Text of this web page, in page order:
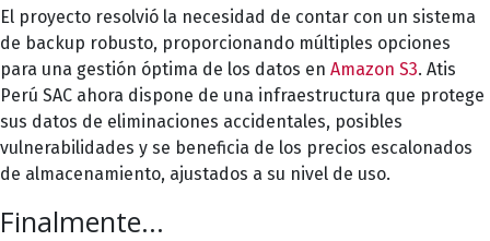
El proyecto resolvió la necesidad de contar con un sistema
de backup robusto, proporcionando múltiples opciones
para una gestión óptima de los datos en Amazon S3. Atis
Perú SAC ahora dispone de una infraestructura que protege
sus datos de eliminaciones accidentales, posibles
vulnerabilidades y se beneficia de los precios escalonados
de almacenamiento, ajustados a su nivel de uso.
Finalmente...